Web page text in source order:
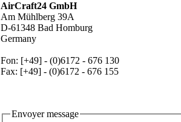
AirCraft24 GmbH
Am Mühlberg 39A
D-61348 Bad Homburg
Germany
Fon: [+49] - (0)6172 - 676 130
Fax: [+49] - (0)6172 - 676 155
Envoyer message